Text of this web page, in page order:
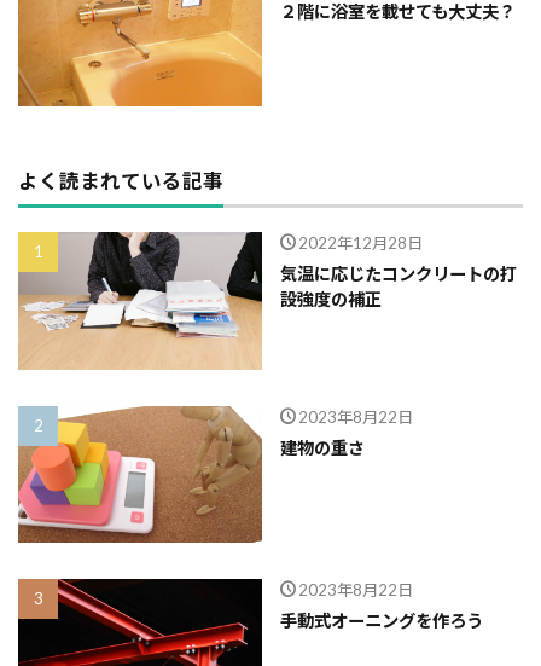
２階に浴室を載せても大丈夫？
よく読まれている記事
2022年12月28日
気温に応じたコンクリートの打
設強度の補正
2023年8月22日
建物の重さ
2023年8月22日
手動式オーニングを作ろう